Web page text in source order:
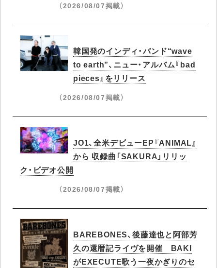
（2026/08/07掲載）
韓国発のインディ・バンド“wave
to earth”、ニュー・アルバム『bad
pieces』をリリース
（2026/08/07掲載）
JO1、全米デビューEP『ANIMAL』
から 収録曲「SAKURA」リリッ
ク・ビデオ公開
（2026/08/07掲載）
BAREBONES、後藤達也と阿部芳
久の還暦記ライヴを開催 BAKI
がEXECUTE歌う一夜かぎりのセ